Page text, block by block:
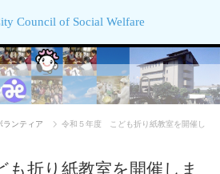
Council of Social Welfare
ランティア
令和５年度 こども折り紙教室を開催し
折り紙教室を開催しま